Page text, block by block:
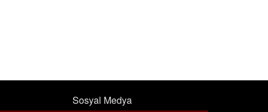
Sosyal Medya